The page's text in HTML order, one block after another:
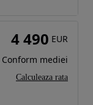
4 490 EUR
Conform mediei
Calculeaza rata